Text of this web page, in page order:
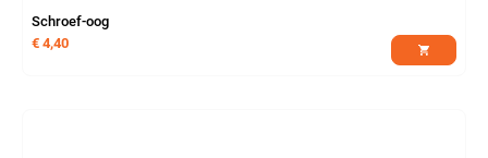
Schroef-oog
€ 4,40